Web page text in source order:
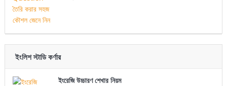
ইংলিশ স্টাডি কর্ণার
ইংরেজি উচ্চারণ শেখার নিয়ম